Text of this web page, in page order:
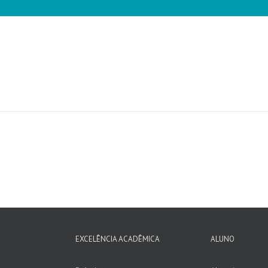
EXCELÊNCIA ACADÊMICA ALUNO